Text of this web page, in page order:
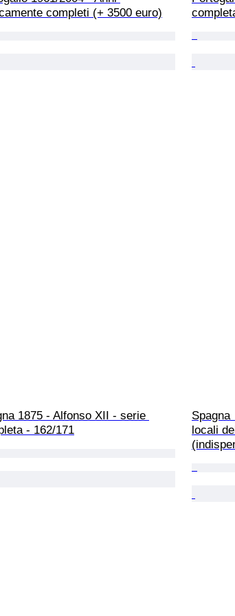
completi (+ 3500 euro)
1875 - Alfonso XII - serie
- 162/171
Spagna
locali